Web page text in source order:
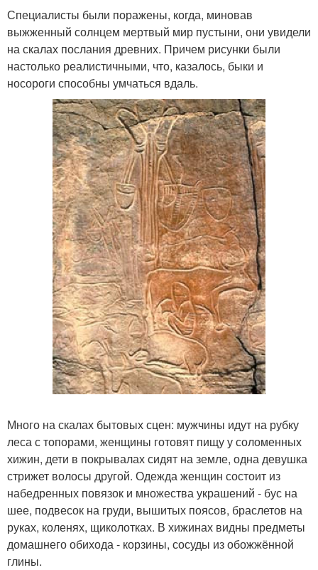
Специалисты были поражены, когда, миновав
выжженный солнцем мертвый мир пустыни, они увидели
на скалах послания древних. Причем рисунки были
настолько реалистичными, что, казалось, быки и
носороги способны умчаться вдаль.
Много на скалах бытовых сцен: мужчины идут на рубку
леса с топорами, женщины готовят пищу у соломенных
хижин, дети в покрывалах сидят на земле, одна девушка
стрижет волосы другой. Одежда женщин состоит из
набедренных повязок и множества украшений - бус на
шее, подвесок на груди, вышитых поясов, браслетов на
руках, коленях, щиколотках. В хижинах видны предметы
домашнего обихода - корзины, сосуды из обожжённой
глины.